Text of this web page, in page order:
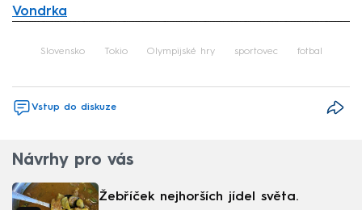
Vondrka
Slovensko Tokio Olympijské hry sportovec fotbal
Vstup do diskuze
Návrhy pro vás
Žebříček nejhorších jídel světa.